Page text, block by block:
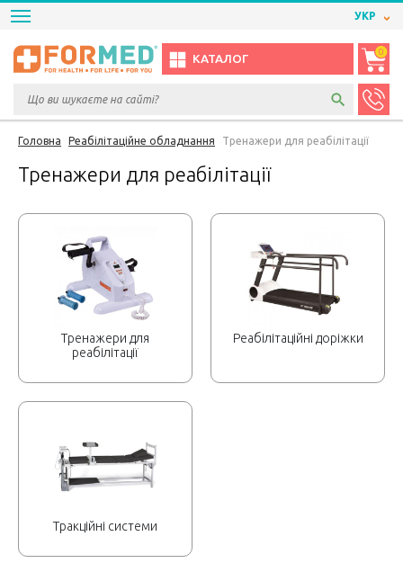
УКР
КАТАЛОГ
0
Головна Реабілітаційне обладнання Тренажери для реабілітації
Тренажери для реабілітації
Тренажери для
реабілітації
Реабілітаційні доріжки
Тракційні системи